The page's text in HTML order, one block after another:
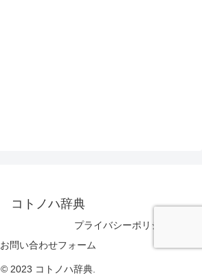
コトノハ辞典
プライバシーポリシー
お問い合わせフォーム
© 2023 コトノハ辞典.